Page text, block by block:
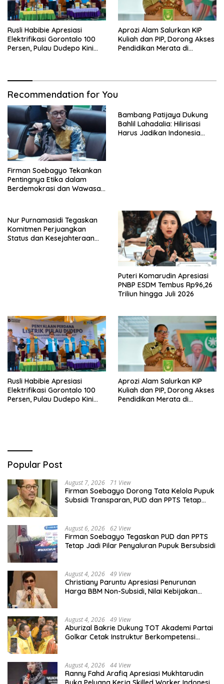
Rusli Habibie Apresiasi
Elektrifikasi Gorontalo 100
Persen, Pulau Dudepo Kini
Aprozi Alam Salurkan KIP
Kuliah dan PIP, Dorong Akses
Pendidikan Merata di
Recommendation for You
Firman Soebagyo Tekankan
Pentingnya Etika dalam
Berdemokrasi dan Wawasan
Bambang Patijaya Dukung
Bahlil Lahadalia: Hilirisasi
Harus Jadikan Indonesia
Nur Purnamasidi Tegaskan
Komitmen Perjuangkan
Status dan Kesejahteraan
Puteri Komarudin Apresiasi
PNBP ESDM Tembus Rp96,26
Triliun hingga Juli 2026
Rusli Habibie Apresiasi
Elektrifikasi Gorontalo 100
Persen, Pulau Dudepo Kini
Aprozi Alam Salurkan KIP
Kuliah dan PIP, Dorong Akses
Pendidikan Merata di
Popular Post
August 7, 2026 71 View
Firman Soebagyo Dorong Tata Kelola Pupuk
Subsidi Transparan, PUD dan PPTS Tetap
August 6, 2026 62 View
Firman Soebagyo Tegaskan PUD dan PPTS
Tetap Jadi Pilar Penyaluran Pupuk Bersubsidi
August 4, 2026 49 View
Christiany Paruntu Apresiasi Penurunan
Harga BBM Non-Subsidi, Nilai Kebijakan
August 4, 2026 49 View
Aburizal Bakrie Dukung TOT Akademi Partai
Golkar Cetak Instruktur Berkompetensi
August 4, 2026 44 View
Ranny Fahd Arafiq Apresiasi Mukhtarudin